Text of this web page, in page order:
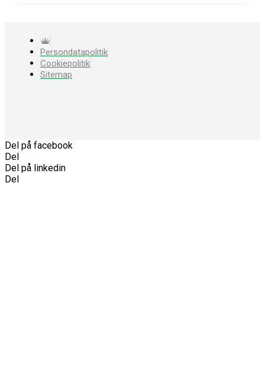
Persondatapolitik
Cookiepolitik
Sitemap
Del på facebook
Del
Del på linkedin
Del